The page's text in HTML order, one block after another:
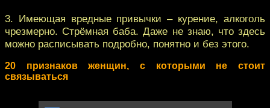
3. Имеющая вредные привычки – курение, алкоголь
чрезмерно. Стрёмная баба. Даже не знаю, что здесь
можно расписывать подробно, понятно и без этого.
20 признаков женщин, с которыми не стоит
связываться